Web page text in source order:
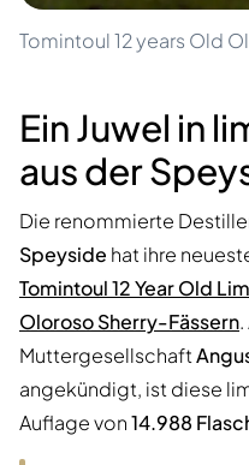
Tomintoul 12 years Old
Ein Juwel in
aus der
Die renommierte
Speyside hat ihre
Tomintoul 12 Year Old
Oloroso Sherry-Fässern
Muttergesellschaft
angekündigt, ist diese
Auflage von14.988